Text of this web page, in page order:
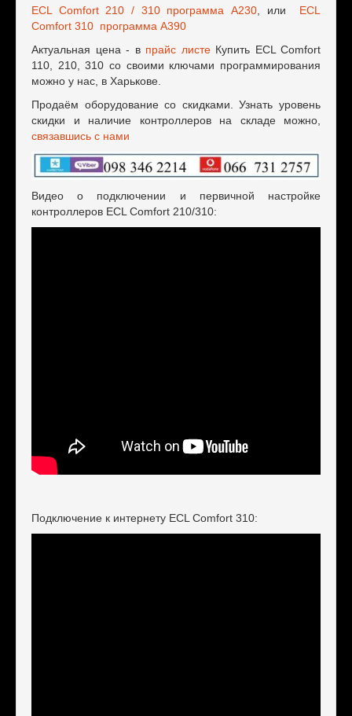
ECL Comfort 210 / 310 программа А230 , или ECL
Comfort 310 программа А390
Актуальная цена - впрайс листеКупить ECL Comfort
110, 210, 310 со своими ключами программирования
можно у нас, в Харькове.
Продаём оборудование со скидками. Узнать уровень
скидки и наличие контроллеров на складе можно,
связавшись с нами
Видео о подключении и первичной настройке
контроллеров ECL Comfort 210/310:
Подключение к интернету ECL Comfort 310: